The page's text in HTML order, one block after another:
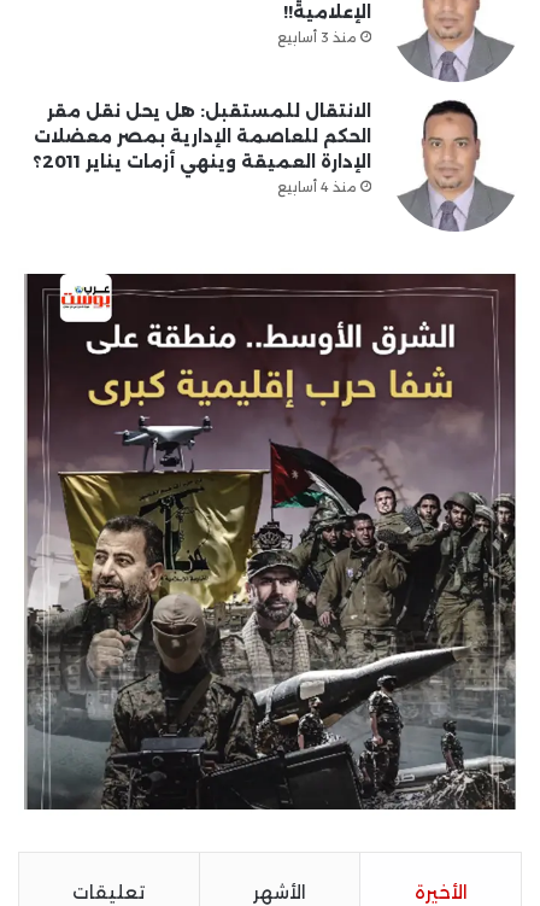
الإعلامية!!
منذ 3 أسابيع
الانتقال للمستقبل: هل يحل نقل مقر
الحكم للعاصمة الإدارية بمصر معضلات
الإدارة العميقة وينهي أزمات يناير 2011؟
منذ 4 أسابيع
الأخيرة الأشهر تعليقات